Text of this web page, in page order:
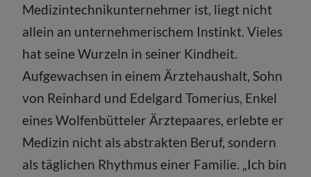
Medizintechnikunternehmer ist, liegt nicht
allein an unternehmerischem Instinkt. Vieles
hat seine Wurzeln in seiner Kindheit.
Aufgewachsen in einem Ärztehaushalt, Sohn
von Reinhard und Edelgard Tomerius, Enkel
eines Wolfenbütteler Ärztepaares, erlebte er
Medizin nicht als abstrakten Beruf, sondern
als täglichen Rhythmus einer Familie. „Ich bin